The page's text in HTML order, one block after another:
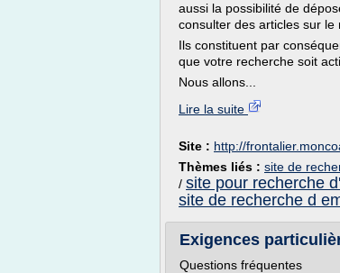
aussi la possibilité de
consulter des articles sur le
Ils constituent par
que votre recherche soit
Nous allons...
Lire la suite
Site : http://
Thèmes liés : site de
/ site pour recherche
site de recherche d
Exigences
Questions fréquentes